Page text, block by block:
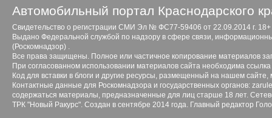
Автомобильный портал Краснодарского
Свидетельство о регистрации СМИ Эл № ФС77-59406 от 22.09.2014 г. 18+
Выдано Федеральной службой по надзору в сфере связи,
(Роскомнадзор) .
Все права защищены. Полное или частичное копирование материалов
При согласованном использовании материалов сайта необходима ссылка
Код для вставки в блоги и другие ресурсы, размещенный на нашем сайте,
Контактные данные для Роскомнадзора и государственных органов:
содержаться материалы, предназначенные для лиц старше 18 лет.
ТРК "Новый Ракурс". Создан в сентябре 2014 года. Главный редактор